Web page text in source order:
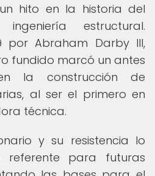
hito en la historia del
estructural.
por Abraham Darby III,
fundido marcó un antes
la construcción de
al ser el primero en
técnica.
y su resistencia lo
referente para futuras